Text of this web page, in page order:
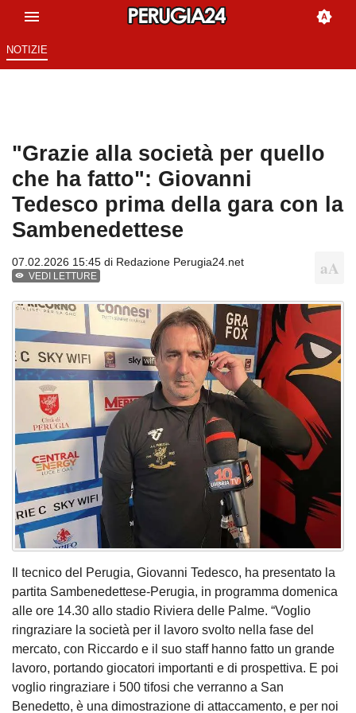
NOTIZIE
"Grazie alla società per quello
che ha fatto": Giovanni
Tedesco prima della gara con la
Sambenedettese
07.02.2026 15:45 di Redazione Perugia24.net
VEDI LETTURE
Il tecnico del Perugia, Giovanni Tedesco, ha presentato la
partita Sambenedettese-Perugia, in programma domenica
alle ore 14.30 allo stadio Riviera delle Palme. “Voglio
ringraziare la società per il lavoro svolto nella fase del
mercato, con Riccardo e il suo staff hanno fatto un grande
lavoro, portando giocatori importanti e di prospettiva. E poi
voglio ringraziare i 500 tifosi che verranno a San
Benedetto, è una dimostrazione di attaccamento, e per noi